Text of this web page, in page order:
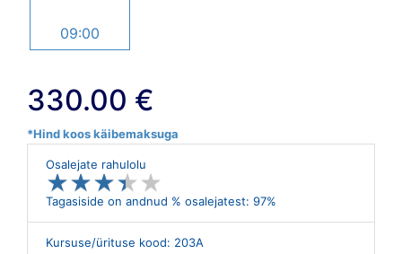
09:00
330.00 €
*Hind koos käibemaksuga
Osalejate rahulolu
★★★★ ★
★★★★ ★
Tagasiside on andnud % osalejatest: 97%
Kursuse/ürituse kood: 203A